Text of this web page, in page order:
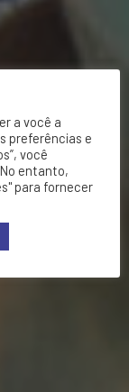
a você a
preferências e
você
entanto,
para fornecer